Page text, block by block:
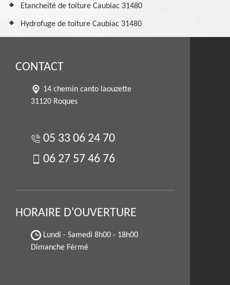
Etancheité de toiture Caubiac 31480
Hydrofuge de toiture Caubiac 31480
CONTACT
14 chemin canto laouzette
31120 Roques
05 33 06 24 70
06 27 57 46 76
HORAIRE D'OUVERTURE
Lundi - Samedi 8h00 - 18h00
Dimanche Férmé